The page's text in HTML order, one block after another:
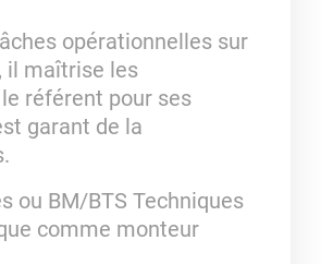
opérationnelles sur
il maîtrise les
référent pour ses
garant de la
ou BM/BTS Techniques
comme monteur